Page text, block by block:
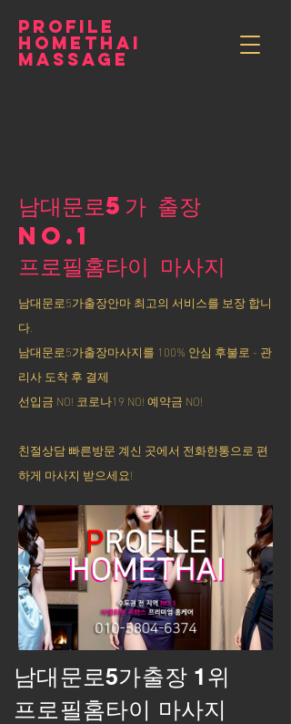
PROFILE
HOMETHAI
MASSAGE
남대문로5가 출장
NO.1
​프로필홈타이 마사지
남대문로5가출장안마 최고의 서비스를 보장 합니
다.
남대문로5가출장마사지를 100% 안심 후불로 - 관
리사 도착 후 결제
선입금 NO! 코로나19 NO! 예약금 NO!
친절상담 빠른방문 계신 곳에서 전화한통으로 편
하게 마사지 받으세요!
남대문로5가출장 1위
프로필홈타이 마사지